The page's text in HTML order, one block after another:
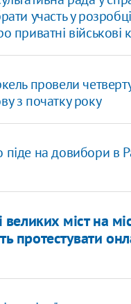
участь у розробці
приватні військові
провели
з початку року
піде на довибори в
великих міст на
протестувати